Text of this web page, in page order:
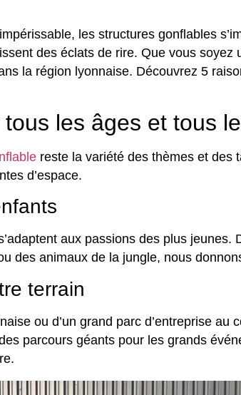
les structures gonflables
des éclats de rire. Que vous
la région lyonnaise. Découvrez 5
les âges et tous
reste la variété des thèmes et des
d’espace.
aux passions des plus
des animaux de la jungle, nous
terrain
ou d’un grand parc d’entreprise
parcours géants pour les grands